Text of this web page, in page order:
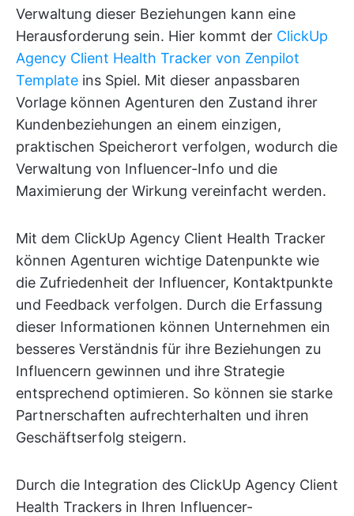
Verwaltung dieser Beziehungen kann eine
Herausforderung sein. Hier kommt der ClickUp
Agency Client Health Tracker von Zenpilot
Template ins Spiel. Mit dieser anpassbaren
Vorlage können Agenturen den Zustand ihrer
Kundenbeziehungen an einem einzigen,
praktischen Speicherort verfolgen, wodurch die
Verwaltung von Influencer-Info und die
Maximierung der Wirkung vereinfacht werden.
Mit dem ClickUp Agency Client Health Tracker
können Agenturen wichtige Datenpunkte wie
die Zufriedenheit der Influencer, Kontaktpunkte
und Feedback verfolgen. Durch die Erfassung
dieser Informationen können Unternehmen ein
besseres Verständnis für ihre Beziehungen zu
Influencern gewinnen und ihre Strategie
entsprechend optimieren. So können sie starke
Partnerschaften aufrechterhalten und ihren
Geschäftserfolg steigern.
Durch die Integration des ClickUp Agency Client
Health Trackers in Ihren Influencer-